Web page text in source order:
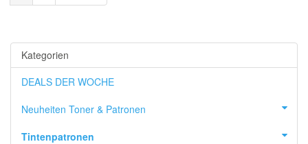
Kategorien
DEALS DER WOCHE
Neuheiten Toner & Patronen
Tintenpatronen